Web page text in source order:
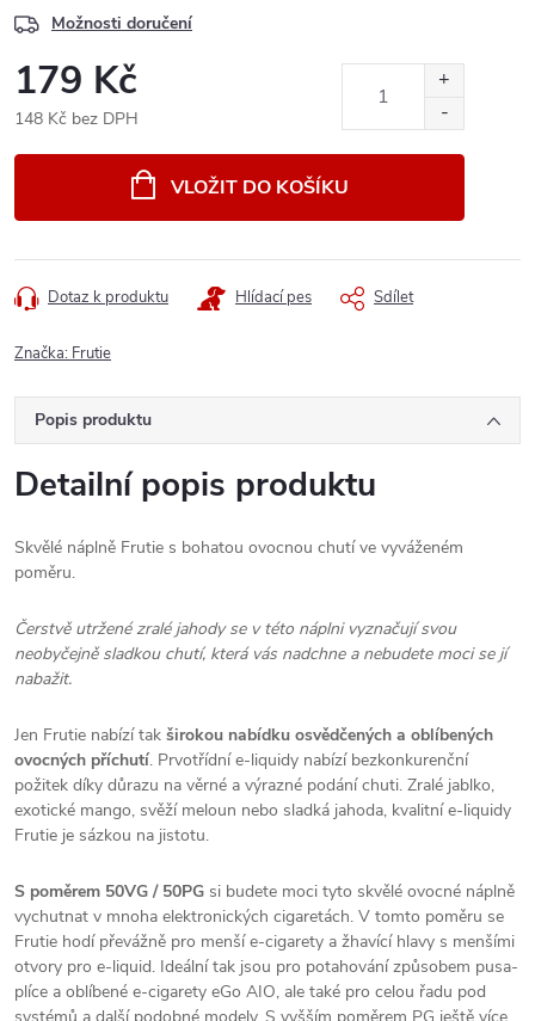
Možnosti doručení
179 Kč
148 Kč bez DPH
VLOŽIT DO KOŠÍKU
Dotaz k produktu Hlídací pes Sdílet
Značka: Frutie
Popis produktu
Detailní popis produktu
Skvělé náplně Frutie s bohatou ovocnou chutí ve vyváženém
poměru.
Čerstvě utržené zralé jahody se v této náplni vyznačují svou
neobyčejně sladkou chutí, která vás nadchne a nebudete moci se jí
nabažit.
Jen Frutie nabízí tak širokou nabídku osvědčených a oblíbených
ovocných příchutí. Prvotřídní e-liquidy nabízí bezkonkurenční
požitek díky důrazu na věrné a výrazné podání chuti. Zralé jablko,
exotické mango, svěží meloun nebo sladká jahoda, kvalitní e-liquidy
Frutie je sázkou na jistotu.
S poměrem 50VG / 50PG si budete moci tyto skvělé ovocné náplně
vychutnat v mnoha elektronických cigaretách. V tomto poměru se
Frutie hodí převážně pro menší e-cigarety a žhavící hlavy s menšími
otvory pro e-liquid. Ideální tak jsou pro potahování způsobem pusa-
plíce a oblíbené e-cigarety eGo AIO, ale také pro celou řadu pod